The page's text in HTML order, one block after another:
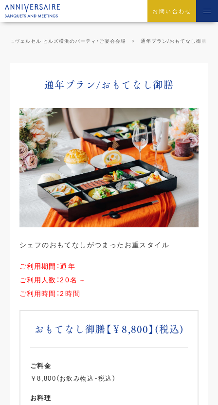
お問い合わせ
アニヴェルセル ヒルズ横浜のパーティ・ご宴会会場 通年プラン/おもてなし御膳
通年プラン/おもてなし御膳
シェフのおもてなしがつまったお重スタイル
ご利用期間：通年
ご利用人数：20名～
ご利用時間：2時間
おもてなし御膳【￥8,800】(税込)
ご料金
￥8,800（お飲み物込・税込）
お料理